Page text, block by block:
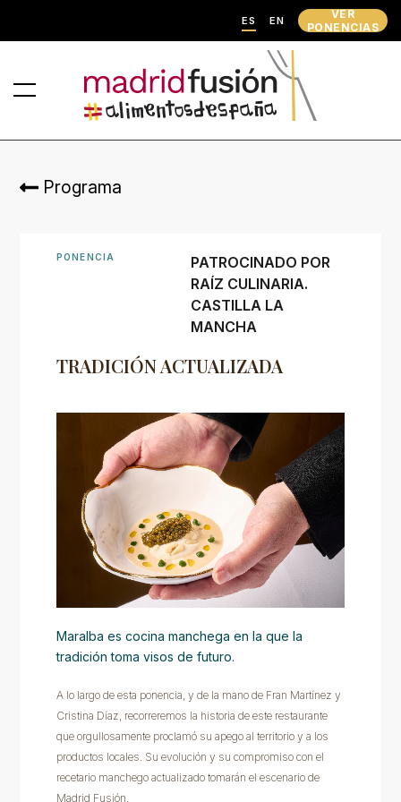
ES EN
VER
PONENCIAS
Programa
PONENCIA
TRADICIÓN ACTUALIZADA
PATROCINADO POR
RAÍZ CULINARIA.
CASTILLA LA
MANCHA
Maralba es cocina manchega en la que la
tradición toma visos de futuro.
A lo largo de esta ponencia, y de la mano de Fran Martínez y
Cristina Díaz, recorreremos la historia de este restaurante
que orgullosamente proclamó su apego al territorio y a los
productos locales. Su evolución y su compromiso con el
recetario manchego actualizado tomarán el escenario de
Madrid Fusión.